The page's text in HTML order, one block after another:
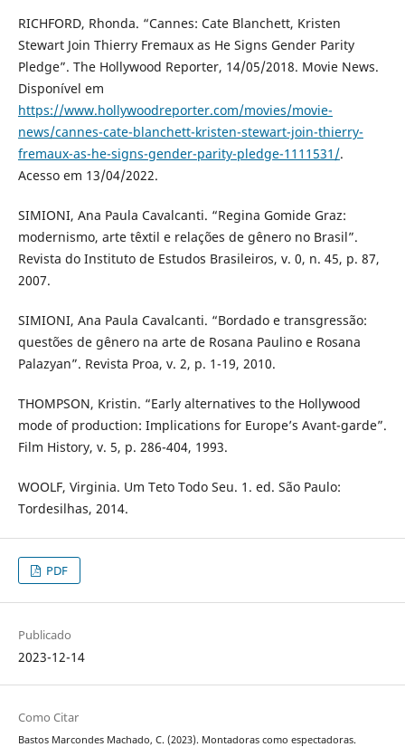
RICHFORD, Rhonda. “Cannes: Cate Blanchett, Kristen
Stewart Join Thierry Fremaux as He Signs Gender Parity
Pledge”. The Hollywood Reporter, 14/05/2018. Movie News.
Disponível em
https://www.hollywoodreporter.com/movies/movie-
news/cannes-cate-blanchett-kristen-stewart-join-thierry-
fremaux-as-he-signs-gender-parity-pledge-1111531/.
Acesso em 13/04/2022.
SIMIONI, Ana Paula Cavalcanti. “Regina Gomide Graz:
modernismo, arte têxtil e relações de gênero no Brasil”.
Revista do Instituto de Estudos Brasileiros, v. 0, n. 45, p. 87,
2007.
SIMIONI, Ana Paula Cavalcanti. “Bordado e transgressão:
questões de gênero na arte de Rosana Paulino e Rosana
Palazyan”. Revista Proa, v. 2, p. 1-19, 2010.
THOMPSON, Kristin. “Early alternatives to the Hollywood
mode of production: Implications for Europe’s Avant-garde”.
Film History, v. 5, p. 286-404, 1993.
WOOLF, Virginia. Um Teto Todo Seu. 1. ed. São Paulo:
Tordesilhas, 2014.
PDF
Publicado
2023-12-14
Como Citar
Bastos Marcondes Machado, C. (2023). Montadoras como espectadoras.